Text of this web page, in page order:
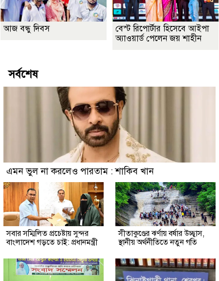
আজ বন্ধু দিবস
বেস্ট রিপোর্টার হিসেবে আইপা
অ্যাওয়ার্ড পেলেন জয় শাহীন
সর্বশেষ
এমন ভুল না করলেও পারতাম : শাকিব খান
সবার সম্মিলিত প্রচেষ্টায় সুন্দর
বাংলাদেশ গড়তে চাই: প্রধানমন্ত্রী
সীতাকুণ্ডের ঝর্ণায় বর্ষার উচ্ছ্বাস,
স্থানীয় অর্থনীতিতে নতুন গতি